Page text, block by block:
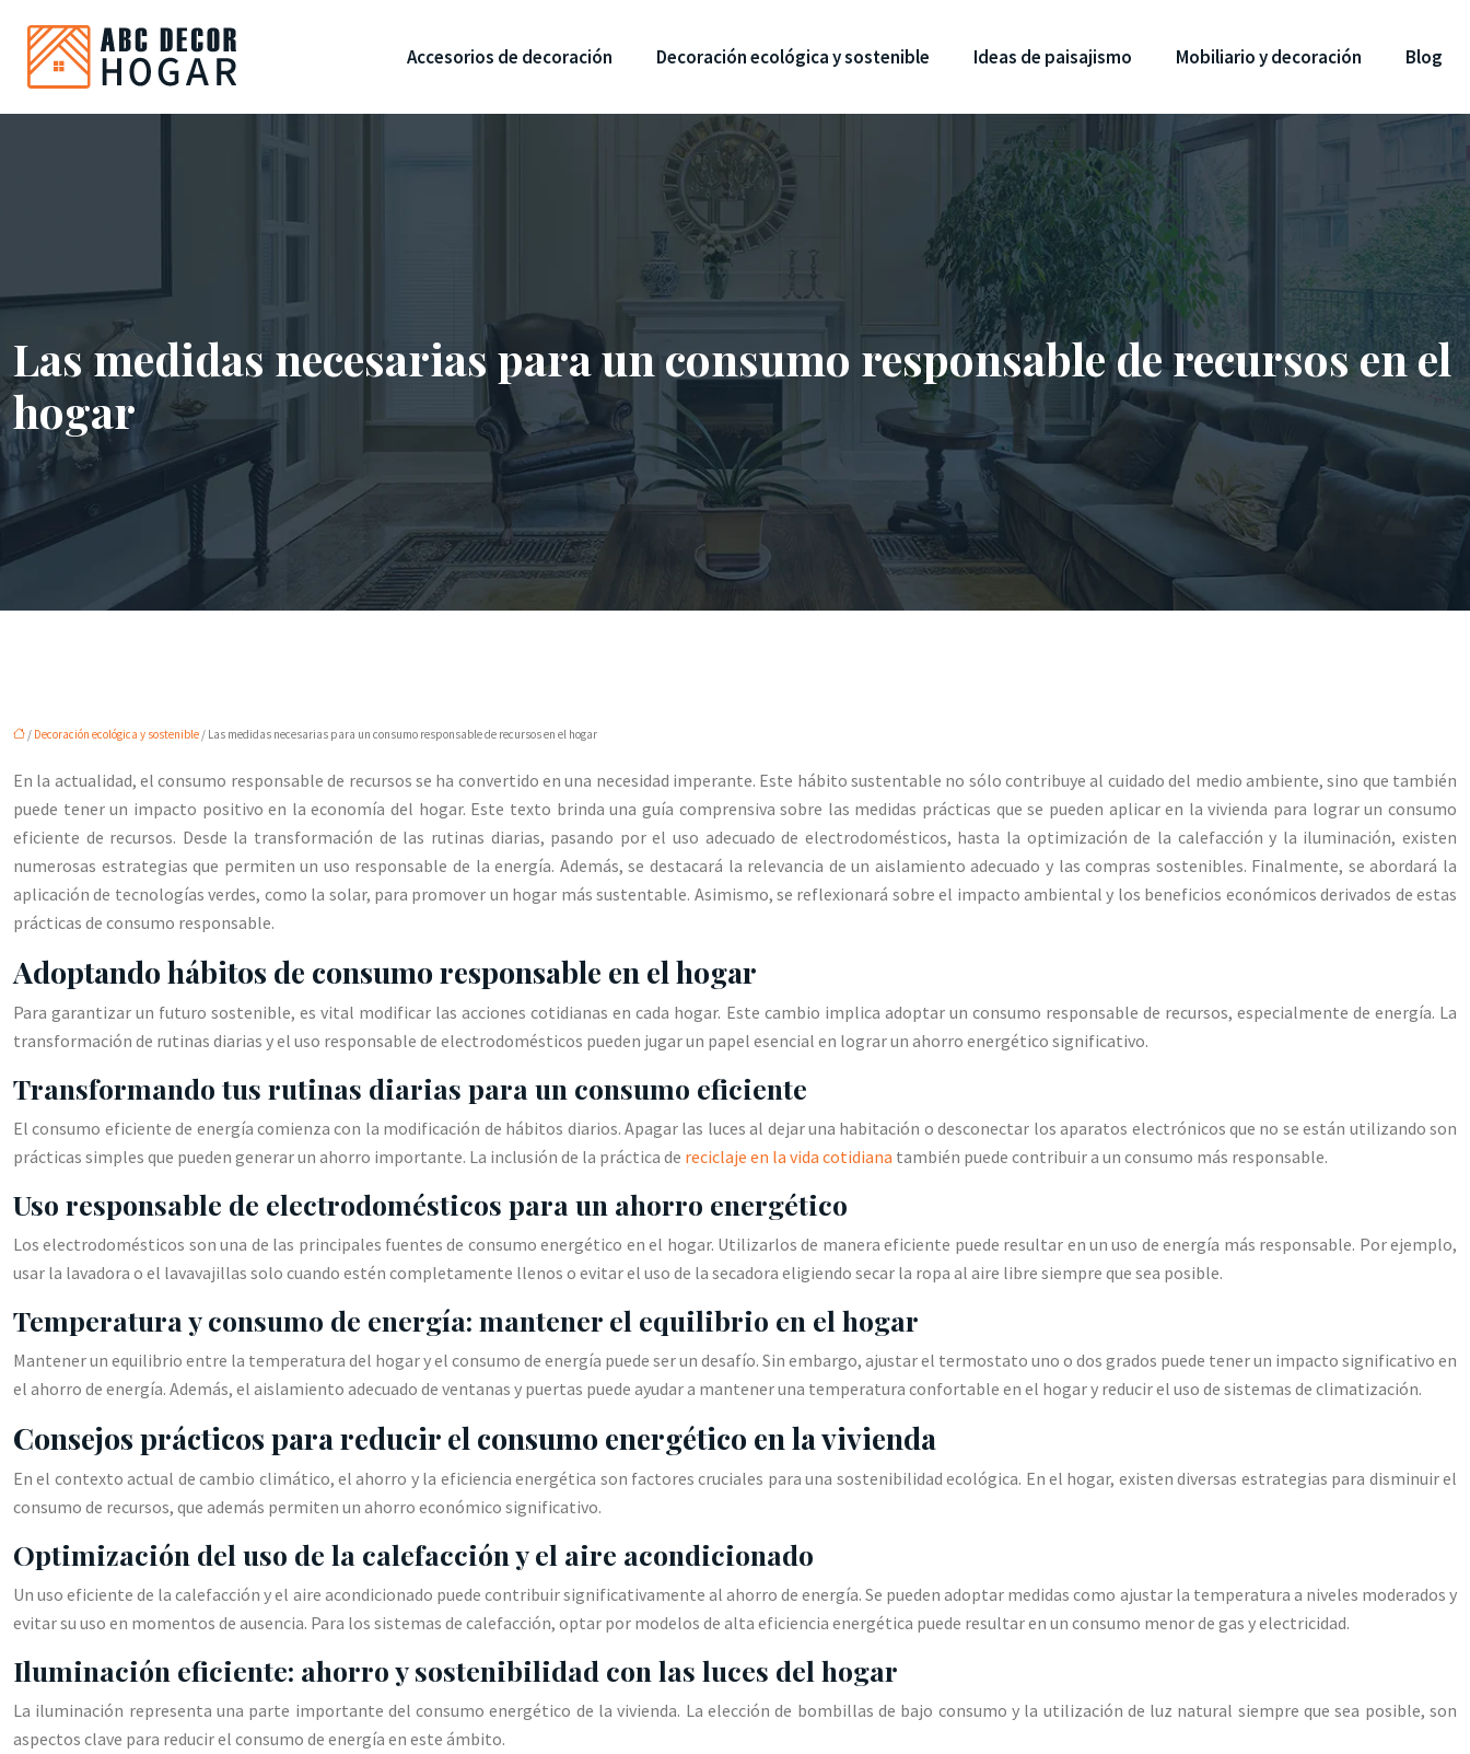
Accesorios de decoración Decoración ecológica y sostenible Ideas de paisajismo Mobiliario y decoración Blog
Las medidas necesarias para un consumo responsable de recursos en el
hogar
/ Decoración ecológica y sostenible / Las medidas necesarias para un consumo responsable de recursos en el hogar
En la actualidad, el consumo responsable de recursos se ha convertido en una necesidad imperante. Este hábito sustentable no sólo contribuye al cuidado del medio ambiente, sino que también
puede tener un impacto positivo en la economía del hogar. Este texto brinda una guía comprensiva sobre las medidas prácticas que se pueden aplicar en la vivienda para lograr un consumo
eficiente de recursos. Desde la transformación de las rutinas diarias, pasando por el uso adecuado de electrodomésticos, hasta la optimización de la calefacción y la iluminación, existen
numerosas estrategias que permiten un uso responsable de la energía. Además, se destacará la relevancia de un aislamiento adecuado y las compras sostenibles. Finalmente, se abordará la
aplicación de tecnologías verdes, como la solar, para promover un hogar más sustentable. Asimismo, se reflexionará sobre el impacto ambiental y los beneficios económicos derivados de estas
prácticas de consumo responsable.
Adoptando hábitos de consumo responsable en el hogar
Para garantizar un futuro sostenible, es vital modificar las acciones cotidianas en cada hogar. Este cambio implica adoptar un consumo responsable de recursos, especialmente de energía. La
transformación de rutinas diarias y el uso responsable de electrodomésticos pueden jugar un papel esencial en lograr un ahorro energético significativo.
Transformando tus rutinas diarias para un consumo eficiente
El consumo eficiente de energía comienza con la modificación de hábitos diarios. Apagar las luces al dejar una habitación o desconectar los aparatos electrónicos que no se están utilizando son
prácticas simples que pueden generar un ahorro importante. La inclusión de la práctica de reciclaje en la vida cotidiana también puede contribuir a un consumo más responsable.
Uso responsable de electrodomésticos para un ahorro energético
Los electrodomésticos son una de las principales fuentes de consumo energético en el hogar. Utilizarlos de manera eficiente puede resultar en un uso de energía más responsable. Por ejemplo,
usar la lavadora o el lavavajillas solo cuando estén completamente llenos o evitar el uso de la secadora eligiendo secar la ropa al aire libre siempre que sea posible.
Temperatura y consumo de energía: mantener el equilibrio en el hogar
Mantener un equilibrio entre la temperatura del hogar y el consumo de energía puede ser un desafío. Sin embargo, ajustar el termostato uno o dos grados puede tener un impacto significativo en
el ahorro de energía. Además, el aislamiento adecuado de ventanas y puertas puede ayudar a mantener una temperatura confortable en el hogar y reducir el uso de sistemas de climatización.
Consejos prácticos para reducir el consumo energético en la vivienda
En el contexto actual de cambio climático, el ahorro y la eficiencia energética son factores cruciales para una sostenibilidad ecológica. En el hogar, existen diversas estrategias para disminuir el
consumo de recursos, que además permiten un ahorro económico significativo.
Optimización del uso de la calefacción y el aire acondicionado
Un uso eficiente de la calefacción y el aire acondicionado puede contribuir significativamente al ahorro de energía. Se pueden adoptar medidas como ajustar la temperatura a niveles moderados y
evitar su uso en momentos de ausencia. Para los sistemas de calefacción, optar por modelos de alta eficiencia energética puede resultar en un consumo menor de gas y electricidad.
Iluminación eficiente: ahorro y sostenibilidad con las luces del hogar
La iluminación representa una parte importante del consumo energético de la vivienda. La elección de bombillas de bajo consumo y la utilización de luz natural siempre que sea posible, son
aspectos clave para reducir el consumo de energía en este ámbito.